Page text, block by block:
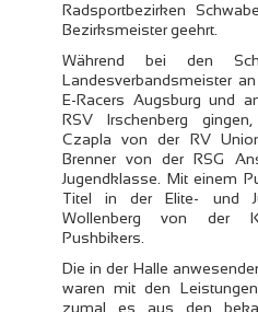
Radsportbezirken
Bezirksmeister geehrt.
Während bei den
Landesverbandsmeister
E-Racers Augsburg und
RSV Irschenberg
Czapla von der RV
Brenner von der RSG
Jugendklasse. Mit einem
Titel in der Elite- und
Wollenberg von der
Pushbikers.
Die in der Halle
waren mit den
zumal es aus den